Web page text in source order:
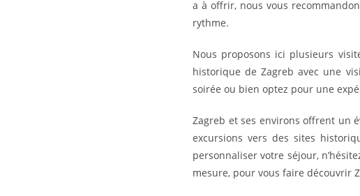
a à offrir, nous vous
rythme.
Nous proposons ici plusieurs
historique de Zagreb avec une
soirée ou bien optez pour une
Zagreb et ses environs offrent un
excursions vers des sites
personnaliser votre séjour,
mesure, pour vous faire découvrir